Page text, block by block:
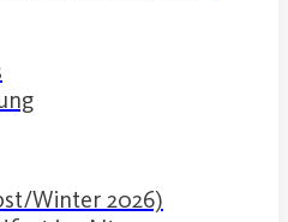
Winter 2026)